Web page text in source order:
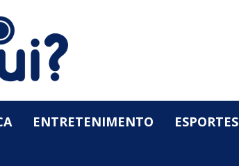
ENTRETENIMENTO ESPORTES